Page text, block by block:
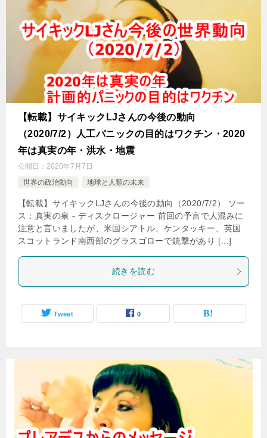
【転載】サイキックLJさんの今後の動向
（2020/7/2）人工パニックの目的はワクチン・2020
年は真実の年・洪水・地震
公開日： 2020年7月7日
世界の政治動向
地球と人類の未来
【転載】サイキックLJさんの今後の動向（2020/7/2） ソー
ス：真実の泉 - ディスクロージャー 前回の予言で人混みに
注意と言いましたが、米国シアトル、ケンタッキー、英国
スコットランド南西部のグラスゴローで銃撃があり […]
続きを読む
Tweet 0